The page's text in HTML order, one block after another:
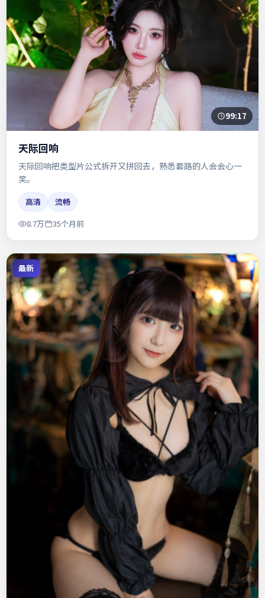
99:17
天际回响
天际回响把类型片公式拆开又拼回去，熟悉套路的人会会心一
笑。
高清
流畅
8.7万
35个月前
最新